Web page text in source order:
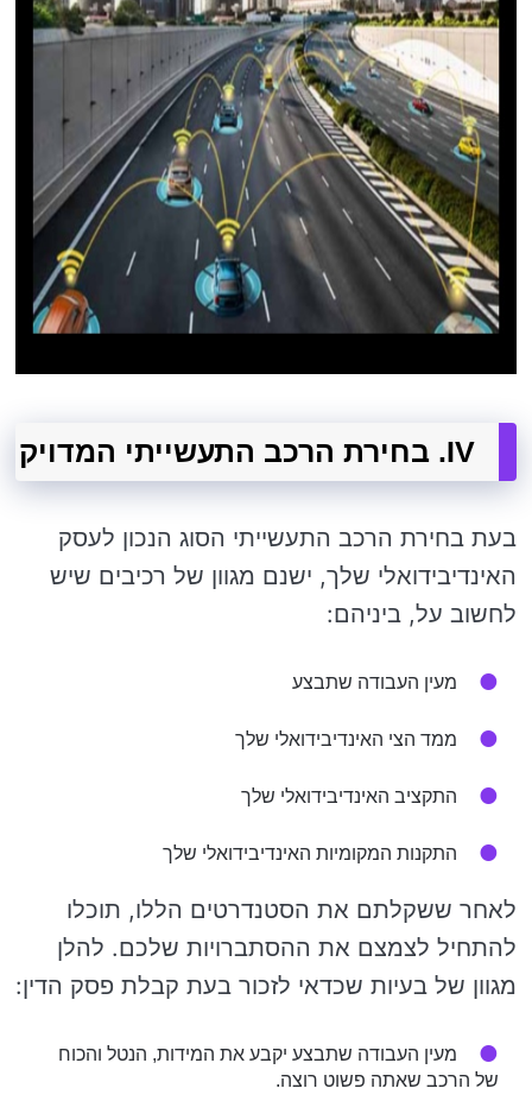
IV. בחירת הרכב התעשייתי המדויק
בעת בחירת הרכב התעשייתי הסוג הנכון לעסק
האינדיבידואלי שלך, ישנם מגוון של רכיבים שיש
לחשוב על, ביניהם:
מעין העבודה שתבצע
ממד הצי האינדיבידואלי שלך
התקציב האינדיבידואלי שלך
התקנות המקומיות האינדיבידואלי שלך
לאחר ששקלתם את הסטנדרטים הללו, תוכלו
להתחיל לצמצם את ההסתברויות שלכם. להלן
מגוון של בעיות שכדאי לזכור בעת קבלת פסק הדין:
מעין העבודה שתבצע יקבע את המידות, הנטל והכוח
של הרכב שאתה פשוט רוצה.